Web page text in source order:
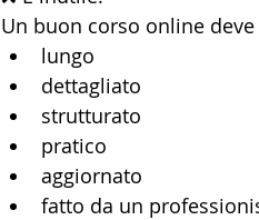
Un buon corso online deve
lungo
dettagliato
strutturato
pratico
aggiornato
fatto da un